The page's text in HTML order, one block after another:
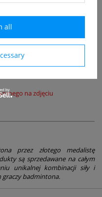
przodem - 6 szt.
na zdjęciu
przez złotego medalistę
są sprzedawane na całym
unikalnej kombinacji siły i
graczy badmintona.
all